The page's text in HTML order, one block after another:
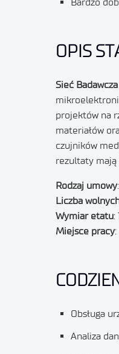
OPIS
Sieć
projektów na
materiałów
czujników
rezultaty mają
Rodzaj umowy
Liczba
Wymiar etatu:
Miejsce pracy
Obsługa
Analiza